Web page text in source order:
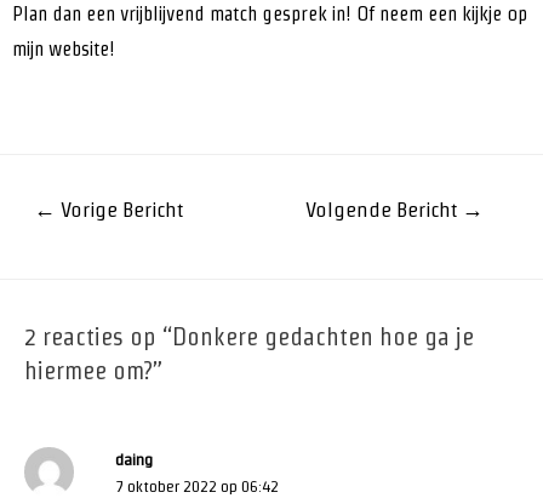
Plan dan een vrijblijvend match gesprek in! Of neem een kijkje op
mijn website!
← Vorige Bericht Volgende Bericht →
2 reacties op “Donkere gedachten hoe ga je
hiermee om?”
daing
7 oktober 2022 op 06:42